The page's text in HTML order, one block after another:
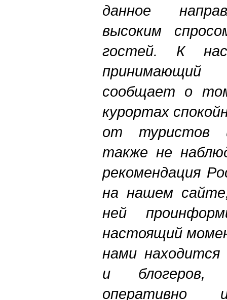
данное
высоким
гостей. К
сообщает о
курортах
от туристов
также не
рекомендация
на нашем
ней
настоящий
нами находится
и блогеров,
оперативно